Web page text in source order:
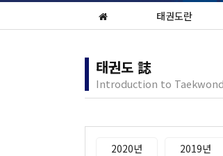
태권도란
태권도 誌
Introduction to
2020년 2019년